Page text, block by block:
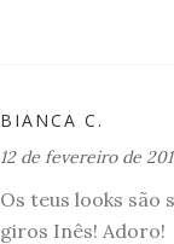
BIANCA C.
12 de fevereiro de
Os teus looks são
giros Inês! Adoro!